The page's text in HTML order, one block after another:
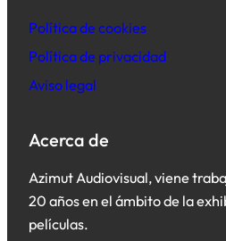
Política de cookies
Política de privacidad
Aviso legal
Acerca de
Azimut Audiovisual, viene
20 años en el ámbito de la
películas.